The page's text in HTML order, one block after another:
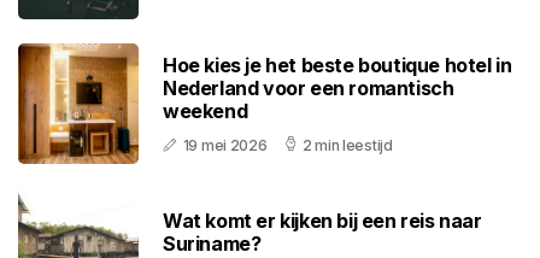
Hoe kies je het beste boutique hotel in
Nederland voor een romantisch
weekend
19 mei 2026 2 min leestijd
Wat komt er kijken bij een reis naar
Suriname?